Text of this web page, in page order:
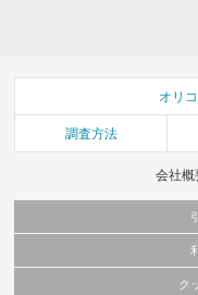
オリ
調査方法
会社概
当サイトで公開されている情報（
当サイトに掲載している内容はす
ク